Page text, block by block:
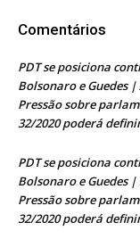
Comentários
PDT se posiciona
Bolsonaro e Guedes |
Pressão sobre
32/2020 poderá
PDT se posiciona
Bolsonaro e Guedes |
Pressão sobre
32/2020 poderá